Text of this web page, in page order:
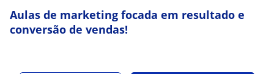
Aulas de marketing focada em resultado e
conversão de vendas!